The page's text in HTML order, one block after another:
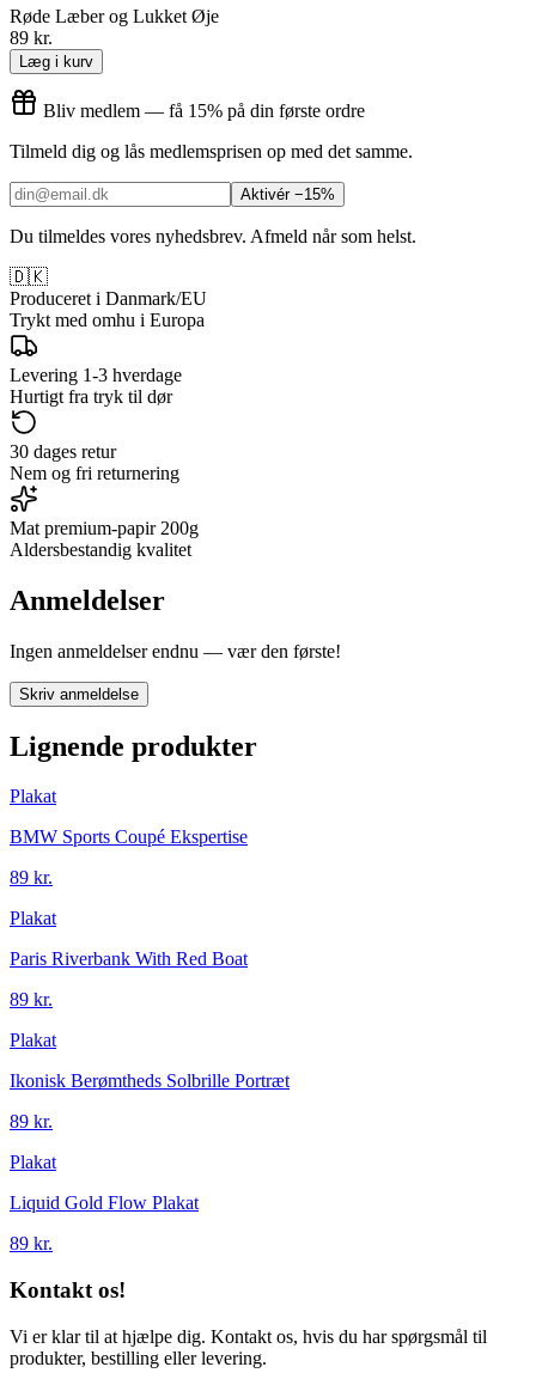
Røde Læber og Lukket Øje
89 kr.
Læg i kurv
Bliv medlem — få 15% på din første ordre
Tilmeld dig og lås medlemsprisen op med det samme.
Aktivér −15%
Du tilmeldes vores nyhedsbrev. Afmeld når som helst.
🇩🇰
Produceret i Danmark/EU
Trykt med omhu i Europa
Levering 1-3 hverdage
Hurtigt fra tryk til dør
30 dages retur
Nem og fri returnering
Mat premium-papir 200g
Aldersbestandig kvalitet
Anmeldelser
Ingen anmeldelser endnu — vær den første!
Skriv anmeldelse
Lignende produkter
Plakat
BMW Sports Coupé Ekspertise
89 kr.
Plakat
Paris Riverbank With Red Boat
89 kr.
Plakat
Ikonisk Berømtheds Solbrille Portræt
89 kr.
Plakat
Liquid Gold Flow Plakat
89 kr.
Kontakt os!
Vi er klar til at hjælpe dig. Kontakt os, hvis du har spørgsmål til
produkter, bestilling eller levering.